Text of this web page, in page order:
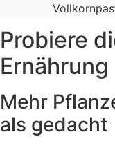
Probiere
Ernährung
Mehr
als gedacht